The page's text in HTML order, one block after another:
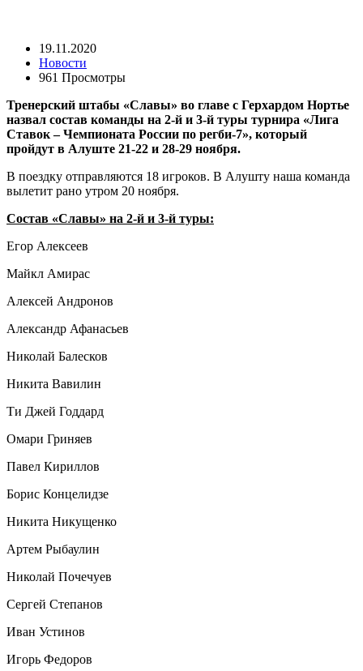
19.11.2020
Новости
961 Просмотры
Тренерский штабы «Славы» во главе с Герхардом Нортье
назвал состав команды на 2-й и 3-й туры турнира «Лига
Ставок – Чемпионата России по регби-7», который
пройдут в Алуште 21-22 и 28-29 ноября.
В поездку отправляются 18 игроков. В Алушту наша команда
вылетит рано утром 20 ноября.
Состав «Славы» на 2-й и 3-й туры:
Егор Алексеев
Майкл Амирас
Алексей Андронов
Александр Афанасьев
Николай Балесков
Никита Вавилин
Ти Джей Годдард
Омари Гриняев
Павел Кириллов
Борис Концелидзе
Никита Никущенко
Артем Рыбаулин
Николай Почечуев
Сергей Степанов
Иван Устинов
Игорь Федоров